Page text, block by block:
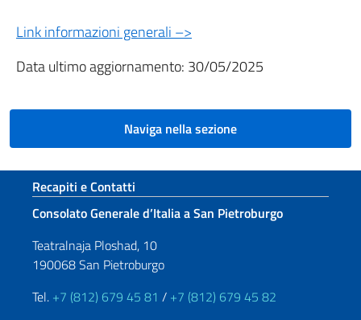
Link informazioni generali –>
Data ultimo aggiornamento: 30/05/2025
Naviga nella sezione
Sezione footer
Recapiti e Contatti
Consolato Generale d’Italia a San Pietroburgo
Teatralnaja Ploshad, 10
190068 San Pietroburgo
Tel. +7 (812) 679 45 81 / +7 (812) 679 45 82